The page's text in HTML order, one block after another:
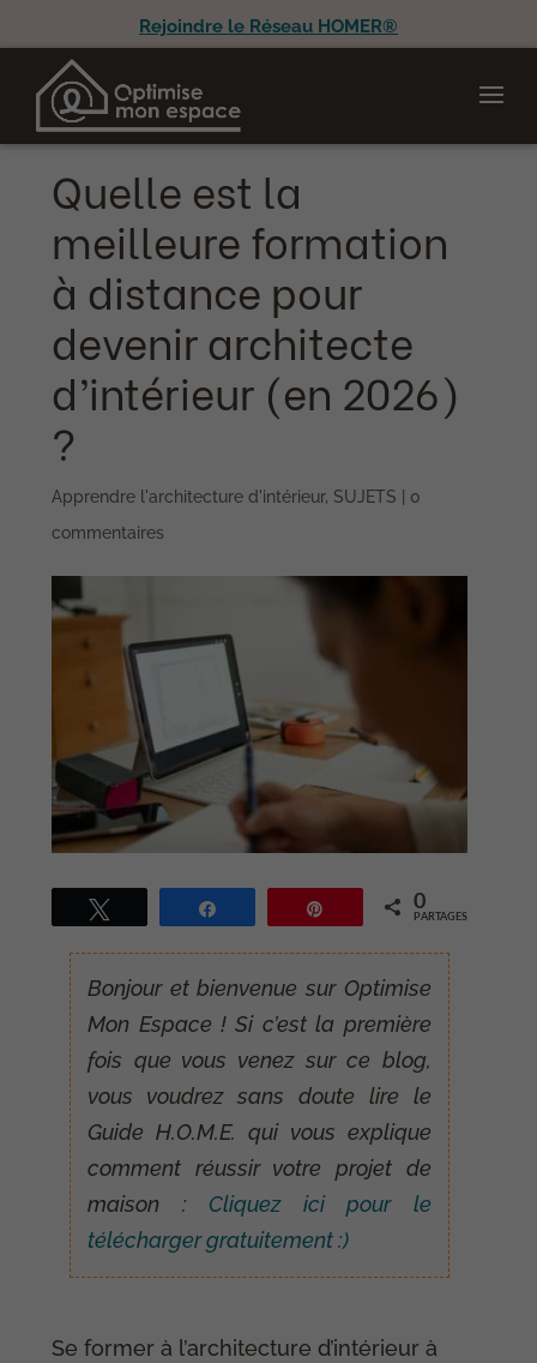
Rejoindre le Réseau HOMER®
Quelle est la
meilleure formation
à distance pour
devenir architecte
d’intérieur (en 2026)
?
Apprendre l'architecture d'intérieur, SUJETS
0
commentaires
Épingle 0
PARTAGES
Bonjour et bienvenue sur Optimise
Mon Espace ! Si c’est la première
fois que vous venez sur ce blog,
vous voudrez sans doute lire le
Guide H.O.M.E. qui vous explique
comment réussir votre projet de
maison : Cliquez ici pour le
télécharger gratuitement :)
Se former à l’architecture d’intérieur à